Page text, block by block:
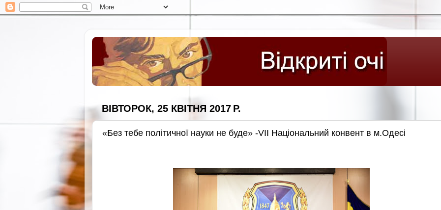
ВІВТОРОК, 25 КВІТНЯ 2017 Р.
«Без тебе політичної науки не буде» -VII Національний конвент в м.Одесі